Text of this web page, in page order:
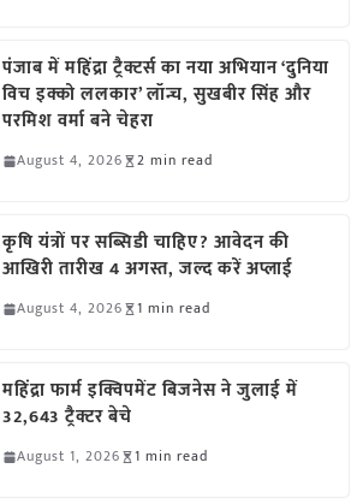
पंजाब में महिंद्रा ट्रैक्टर्स का नया अभियान ‘दुनिया
विच इक्को ललकार’ लॉन्च, सुखबीर सिंह और
परमिश वर्मा बने चेहरा
August 4, 2026 2 min read
कृषि यंत्रों पर सब्सिडी चाहिए? आवेदन की
आखिरी तारीख 4 अगस्त, जल्द करें अप्लाई
August 4, 2026 1 min read
महिंद्रा फार्म इक्विपमेंट बिजनेस ने जुलाई में
32,643 ट्रैक्टर बेचे
August 1, 2026 1 min read